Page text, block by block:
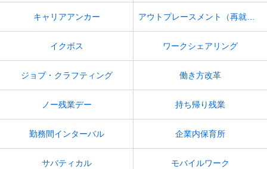
キャリアアンカー アウトプレースメント（再就職支援）
イクボス ワークシェアリング
ジョブ・クラフティング 働き方改革
ノー残業デー 持ち帰り残業
勤務間インターバル 企業内保育所
サバティカル モバイルワーク